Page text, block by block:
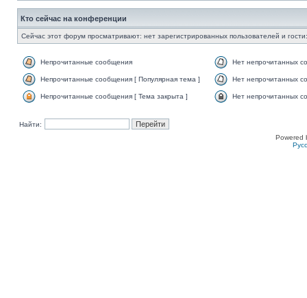
Кто сейчас на конференции
Сейчас этот форум просматривают: нет зарегистрированных пользователей и
Непрочитанные сообщения Нет непрочитанных
Непрочитанные сообщения [ Популярная тема ] Нет непрочитанных
Непрочитанные сообщения [ Тема закрыта ] Нет непрочитанных
Найти:
Powered